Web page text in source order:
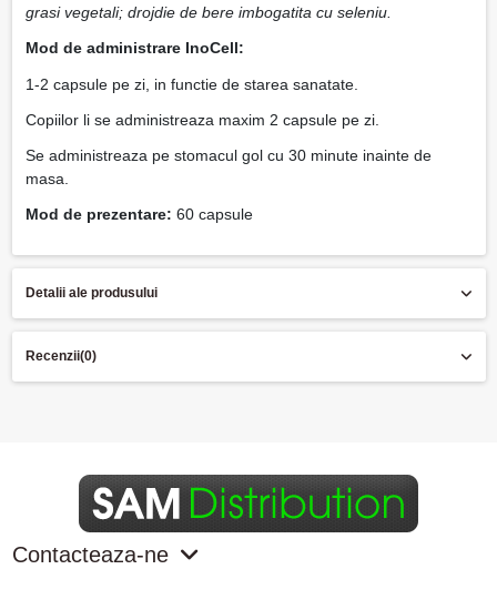
grasi vegetali; drojdie de bere imbogatita cu seleniu.
Mod de administrare InoCell:
1-2 capsule pe zi, in functie de starea sanatate.
Copiilor li se administreaza maxim 2 capsule pe zi.
Se administreaza pe stomacul gol cu 30 minute inainte de
masa.
Mod de prezentare: 60 capsule
Detalii ale produsului
Recenzii(0)
Contacteaza-ne